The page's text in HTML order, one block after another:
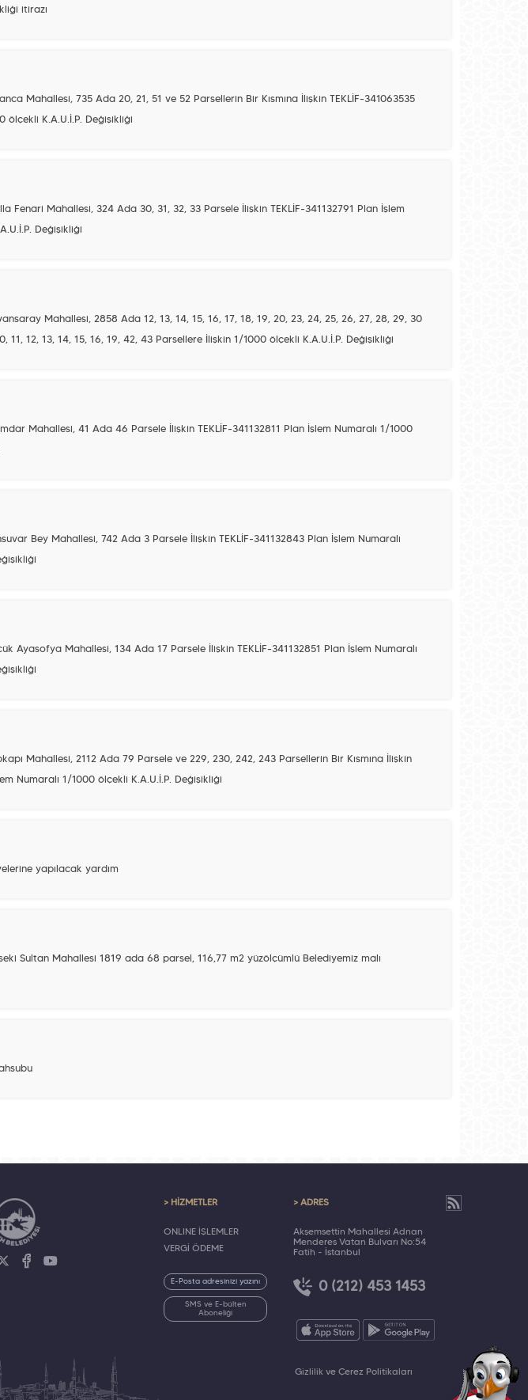
itirazı
Mahallesi, 735 Ada 20, 21, 51 ve 52 Parsellerin Bir Kısmına İlişkin TEKLİF-341063535
ölçekli K.A.U.İ.P. Değişikliği
Fenari Mahallesi, 324 Ada 30, 31, 32, 33 Parsele İlişkin TEKLİF-341132791 Plan İşlem
Değişikliği
Mahallesi, 2858 Ada 12, 13, 14, 15, 16, 17, 18, 19, 20, 23, 24, 25, 26, 27, 28, 29, 30
11, 12, 13, 14, 15, 16, 19, 42, 43 Parsellere İlişkin 1/1000 ölçekli K.A.U.İ.P. Değişikliği
Mahallesi, 41 Ada 46 Parsele İlişkin TEKLİF-341132811 Plan İşlem Numaralı 1/1000
Bey Mahallesi, 742 Ada 3 Parsele İlişkin TEKLİF-341132843 Plan İşlem Numaralı
Ayasofya Mahallesi, 134 Ada 17 Parsele İlişkin TEKLİF-341132851 Plan İşlem Numaralı
Mahallesi, 2112 Ada 79 Parsele ve 229, 230, 242, 243 Parsellerin Bir Kısmına İlişkin
Numaralı 1/1000 ölçekli K.A.U.İ.P. Değişikliği
yapılacak yardım
Sultan Mahallesi 1819 ada 68 parsel, 116,77 m2 yüzölçümlü Belediyemiz malı
> HİZMETLER
ONLINE İŞLEMLER
VERGİ ÖDEME
SMS ve E-bülten
Aboneliği
> ADRES
Akşemsettin Mahallesi Adnan
Menderes Vatan Bulvarı No:54
Fatih - İstanbul
0 (212) 453 1453
Gizlilik ve Çerez Politikaları